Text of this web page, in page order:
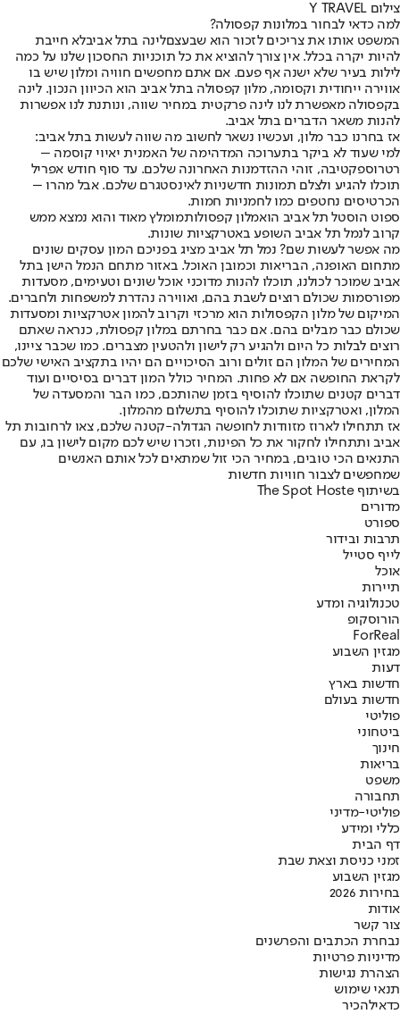
צילום Y TRAVEL
למה כדאי לבחור במלונות קפסולה?
המשפט אותו את צריכים לזכור הוא שבעצםלינה בתל אביבלא חייבת
להיות יקרה בכלל. אין צורך להוציא את כל תוכניות החסכון שלנו על כמה
לילות בעיר שלא ישנה אף פעם. אם אתם מחפשים חוויה ומלון שיש בו
אווירה ייחודית וקסומה, מלון קפסולה בתל אביב הוא הכיוון הנכון. לינה
בקפסולה מאפשרת לנו לינה פרקטית במחיר שווה, ונותנת לנו אפשרות
להנות משאר הדברים בתל אביב.
אז בחרנו כבר מלון, ועכשיו נשאר לחשוב מה שווה לעשות בתל אביב:
למי שעוד לא ביקר בתערוכה המדהימה של האמנית יאיוי קוסמה –
רטרוספקטיבה, זוהי ההזדמנות האחרונה שלכם. עד סוף חודש אפריל
תוכלו להגיע ולצלם תמונות חדשניות לאינסטגרם שלכם. אבל מהרו –
הכרטיסים נחטפים כמו לחמניות חמות.
ספוט הוסטל תל אביב הואמלון קפסולותמומלץ מאוד והוא נמצא ממש
קרוב לנמל תל אביב השופע באטרקציות שונות.
מה אפשר לעשות שם? נמל תל אביב מציג בפניכם המון עסקים שונים
מתחום האופנה, הבריאות וכמובן האוכל. באזור מתחם הנמל הישן בתל
אביב שמוכר לכולנו, תוכלו להנות מדוכני אוכל שונים וטעימים, מסעדות
מפורסמות שכולם רוצים לשבת בהם, ואווירה נהדרת למשפחות ולחברים.
המיקום של מלון הקפסולות הוא מרכזי וקרוב להמון אטרקציות ומסעדות
שכולם כבר מבלים בהם. אם כבר בחרתם במלון קפסולת, כנראה שאתם
רוצים לבלות כל היום ולהגיע רק לישון ולהטעין מצברים. כמו שכבר ציינו,
המחירים של המלון הם זולים ורוב הסיכויים הם יהיו בתקציב האישי שלכם
לקראת החופשה אם לא פחות. המחיר כולל המון דברים בסיסיים ועוד
דברים קטנים שתוכלו להוסיף בזמן שהותכם, כמו הבר והמסעדה של
המלון, ואטרקציות שתוכלו להוסיף בתשלום מהמלון.
אז תתחילו לארוז מזוודות לחופשה הגדולה-קטנה שלכם, צאו לרחובות תל
אביב ותתחילו לחקור את כל הפינות, וזכרו שיש לכם מקום לישון בו, עם
התנאים הכי טובים, במחיר הכי זול שמתאים לכל אותם האנשים
שמחפשים לצבור חוויות חדשות
בשיתוף The Spot Hoste
מדורים
ספורט
תרבות ובידור
לייף סטייל
אוכל
תיירות
טכנולוגיה ומדע
הורוסקופ
ForReal
מגזין השבוע
דעות
חדשות בארץ
חדשות בעולם
פוליטי
ביטחוני
חינוך
בריאות
משפט
תחבורה
פוליטי-מדיני
כללי ומידע
דף הבית
זמני כניסת וצאת שבת
מגזין השבוע
בחירות 2026
אודות
צור קשר
נבחרת הכתבים והפרשנים
מדיניות פרטיות
הצהרת נגישות
תנאי שימוש
כדאילהכיר